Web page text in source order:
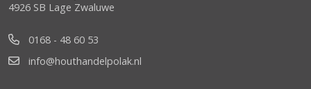
4926 SB Lage Zwaluwe
0168 - 48 60 53
info@houthandelpolak.nl